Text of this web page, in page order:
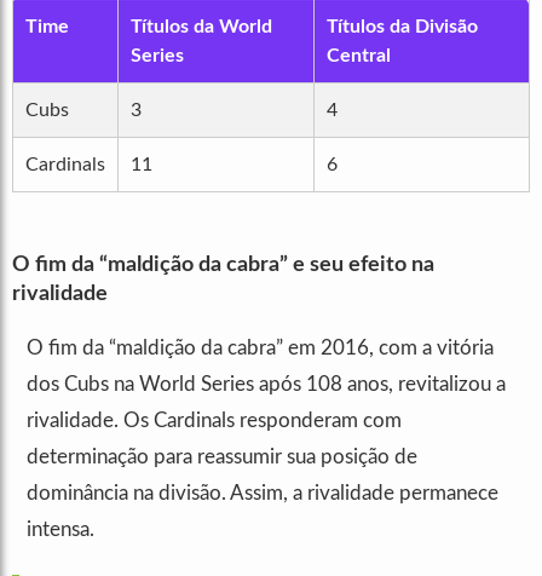
Time
Títulos da World
Series
Títulos da Divisão
Central
Cubs 3 4
Cardinals 11 6
O fim da “maldição da cabra” e seu efeito na
rivalidade
O fim da “maldição da cabra” em 2016, com a vitória
dos Cubs na World Series após 108 anos, revitalizou a
rivalidade. Os Cardinals responderam com
determinação para reassumir sua posição de
dominância na divisão. Assim, a rivalidade permanece
intensa.